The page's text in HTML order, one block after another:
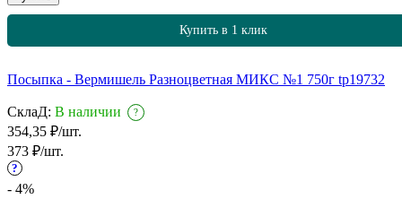
Купить в 1 клик
Посыпка - Вермишель Разноцветная МИКС №1 750г tp19732
СклаД: В наличии ?
354,35 ₽/шт.
373 ₽/шт.
?
- 4%